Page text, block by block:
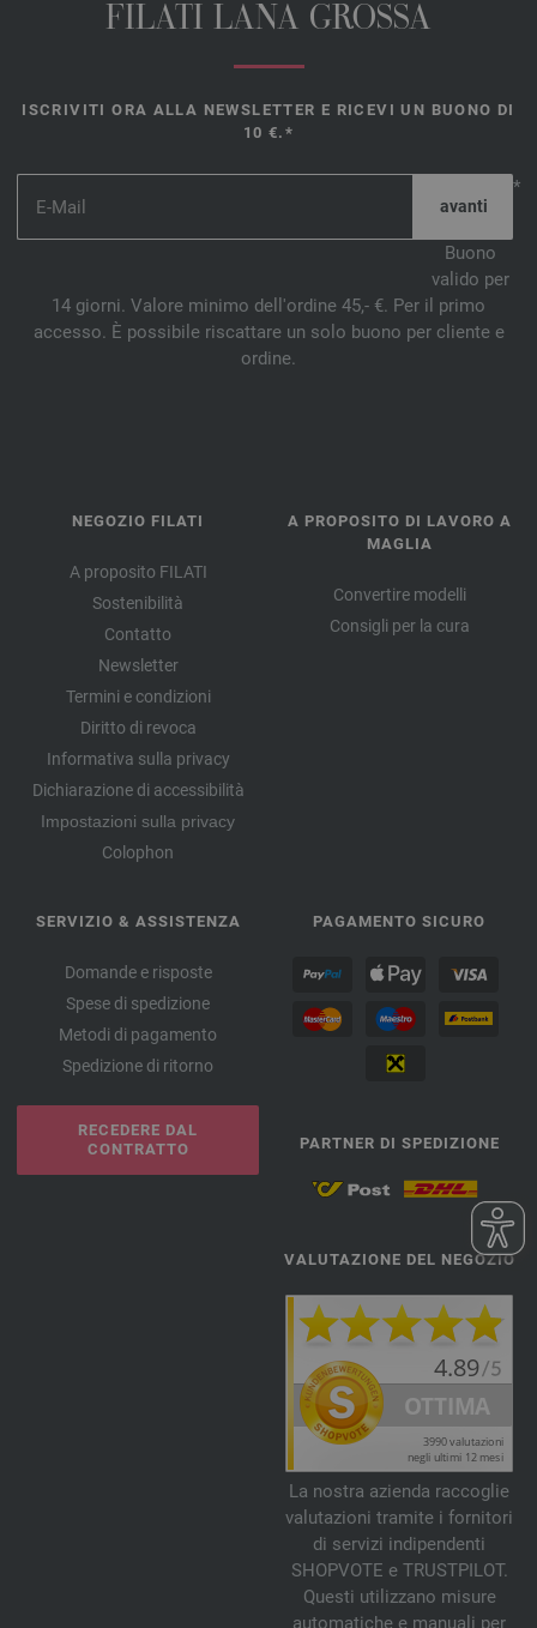
FILATI LANA GROSSA
ISCRIVITI ORA ALLA NEWSLETTER E RICEVI UN BUONO DI
10 €.*
*
Buono
valido per
14 giorni. Valore minimo dell'ordine 45,- €. Per il primo
accesso. È possibile riscattare un solo buono per cliente e
ordine.
NEGOZIO FILATI
A proposito FILATI
Sostenibilità
Contatto
Newsletter
Termini e condizioni
Diritto di revoca
Informativa sulla privacy
Dichiarazione di accessibilità
Impostazioni sulla privacy
Colophon
A PROPOSITO DI LAVORO A
MAGLIA
Convertire modelli
Consigli per la cura
SERVIZIO & ASSISTENZA
Domande e risposte
Spese di spedizione
Metodi di pagamento
Spedizione di ritorno
RECEDERE DAL
CONTRATTO
PAGAMENTO SICURO
PARTNER DI SPEDIZIONE
VALUTAZIONE DEL NEGOZIO
La nostra azienda raccoglie
valutazioni tramite i fornitori
di servizi indipendenti
SHOPVOTE e TRUSTPILOT.
Questi utilizzano misure
automatiche e manuali per